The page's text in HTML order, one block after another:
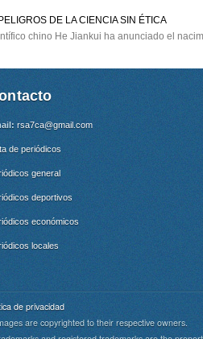
DE LA CIENCIA SIN ÉTICA
chino He Jiankui ha anunciado el
rsa7ca@gmail.com
de periódicos
general
deportivos
económicos
locales
de privacidad
are copyrighted to their respective owners.